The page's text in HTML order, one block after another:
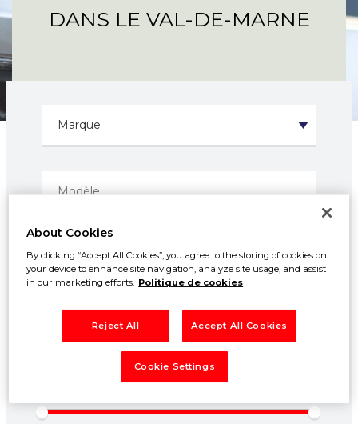
DANS LE VAL-DE-MARNE
Prix entre:
50000€
About Cookies
By clicking “Accept All Cookies”, you agree to the storing of cookies on
your device to enhance site navigation, analyze site usage, and assist
in our marketing efforts. Politique de cookies
Reject All Accept All Cookies
Cookie Settings